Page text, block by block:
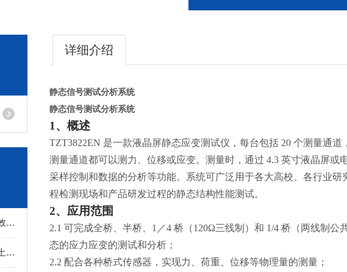
十字板剪切仪是现代制造业的高效切割工具
温控三轴仪在环境变化条件下岩土测试中的重要性
详细介绍
静态信号测试分析系统
静态信号测试分析系统
1、概述
TZT3822EN 是一款液晶屏静态应变测试仪，每台包括 20 个测量通道
测量通道都可以测力、位移或应变。测量时，通过 4.3 英寸液晶屏或
采样控制和数据的分析等功能。系统可广泛用于各大高校、各行业研
程检测现场和产品研发过程的静态结构性能测试。
2、应用范围
2.1 可完成全桥、半桥、1／4 桥（120Ω三线制）和 1/4 桥（两线制公
态的应力应变的测试和分析；
2.2 配合各种桥式传感器，实现力、荷重、位移等物理量的测量；